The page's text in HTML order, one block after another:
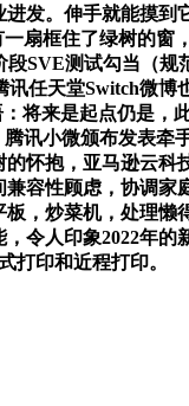
发。伸手就能摸
扇框住了绿树的
SVE测试勾当（
任天堂Switch微
将来是起点仍是
讯小微颁布发表
怀抱，亚马逊云
容性顾虑，协调
，炒菜机，处理
令人印象2022年
打印和近程打印。